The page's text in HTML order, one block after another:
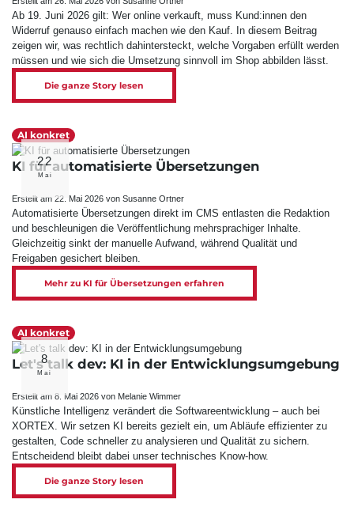
Ab 19. Juni 2026 gilt: Wer online verkauft, muss Kund:innen den
Widerruf genauso einfach machen wie den Kauf. In diesem Beitrag
zeigen wir, was rechtlich dahintersteckt, welche Vorgaben erfüllt werden
müssen und wie sich die Umsetzung sinnvoll im Shop abbilden lässt.
Die ganze Story lesen
22
Mai
AI konkret
KI für automatisierte Übersetzungen
Erstellt am 22. Mai 2026 von Susanne Ortner
Automatisierte Übersetzungen direkt im CMS entlasten die Redaktion
und beschleunigen die Veröffentlichung mehrsprachiger Inhalte.
Gleichzeitig sinkt der manuelle Aufwand, während Qualität und
Freigaben gesichert bleiben.
Mehr zu KI für Übersetzungen erfahren
8
Mai
AI konkret
Let's talk dev: KI in der Entwicklungs­umgebung
Erstellt am 8. Mai 2026 von Melanie Wimmer
Künstliche Intelligenz verändert die Softwareentwicklung – auch bei
XORTEX. Wir setzen KI bereits gezielt ein, um Abläufe effizienter zu
gestalten, Code schneller zu analysieren und Qualität zu sichern.
Entscheidend bleibt dabei unser technisches Know-how.
Die ganze Story lesen